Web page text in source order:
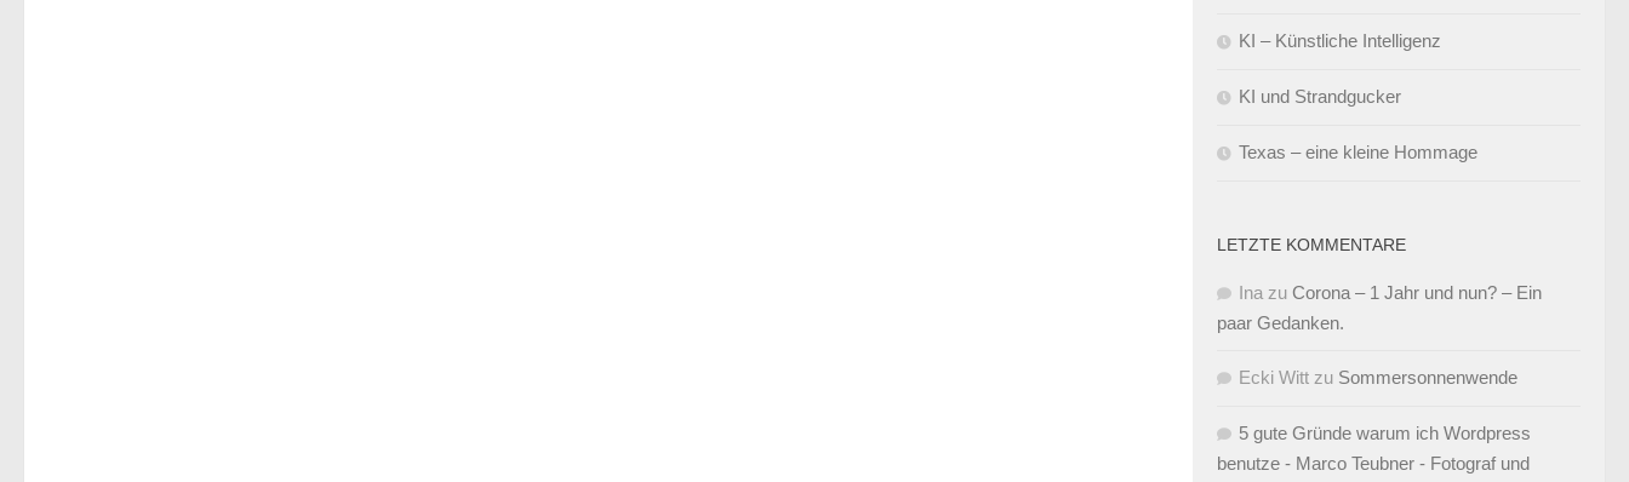
KI – Künstliche Intelligenz
KI und Strandgucker
Texas – eine kleine Hommage
LETZTE KOMMENTARE
Ina zu Corona – 1 Jahr und nun? – Ein
paar Gedanken.
Ecki Witt zu Sommersonnenwende
5 gute Gründe warum ich Wordpress
benutze - Marco Teubner - Fotograf und